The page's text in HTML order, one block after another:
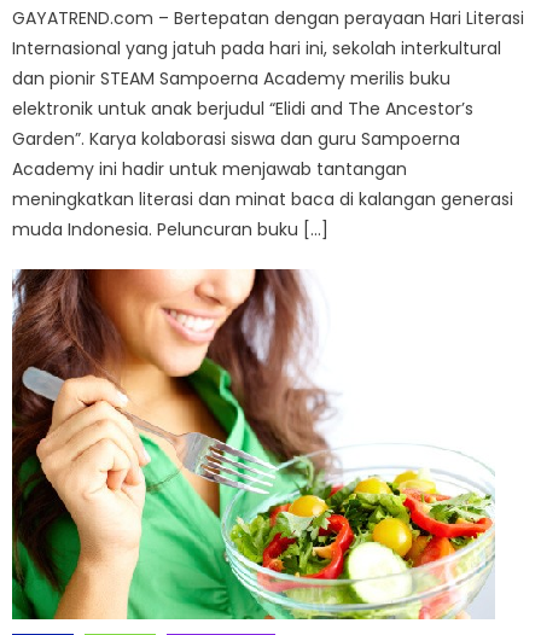
GAYATREND.com – Bertepatan dengan perayaan Hari Literasi
Internasional yang jatuh pada hari ini, sekolah interkultural
dan pionir STEAM Sampoerna Academy merilis buku
elektronik untuk anak berjudul “Elidi and The Ancestor’s
Garden”. Karya kolaborasi siswa dan guru Sampoerna
Academy ini hadir untuk menjawab tantangan
meningkatkan literasi dan minat baca di kalangan generasi
muda Indonesia. Peluncuran buku […]